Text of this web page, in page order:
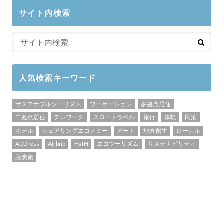
サイト内検索
人気検索キーワード
サステナブルツーリズム ワーケーション
多拠点居住
二拠点居住
テレワーク スロートラベル 旅行 体験
民泊
ホテル
シェアリングエコノミー アート 地方創生
ローカル
ADDress
Airbnb HafH エコツーリズム
サステナビリティ
脱炭素